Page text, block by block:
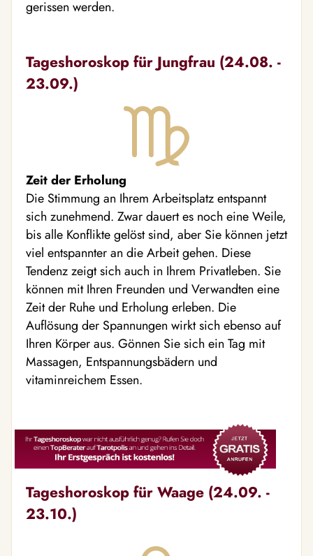
gerissen werden.
Tageshoroskop für Jungfrau (24.08. -
23.09.)
Zeit der Erholung
Die Stimmung an Ihrem Arbeitsplatz entspannt
sich zunehmend. Zwar dauert es noch eine Weile,
bis alle Konflikte gelöst sind, aber Sie können jetzt
viel entspannter an die Arbeit gehen. Diese
Tendenz zeigt sich auch in Ihrem Privatleben. Sie
können mit Ihren Freunden und Verwandten eine
Zeit der Ruhe und Erholung erleben. Die
Auflösung der Spannungen wirkt sich ebenso auf
Ihren Körper aus. Gönnen Sie sich ein Tag mit
Massagen, Entspannungsbädern und
vitaminreichem Essen.
Tageshoroskop für Waage (24.09. -
23.10.)